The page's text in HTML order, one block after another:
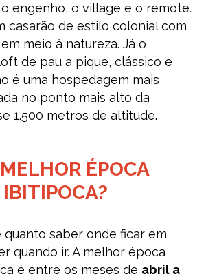
engenho, o village e o remote.
casarão de estilo colonial com
meio à natureza. Já o
de pau a pique, clássico e
é uma hospedagem mais
no ponto mais alto da
1.500 metros de altitude.
ÉPOCA
IBITIPOCA?
saber onde ficar em
quando ir. A melhor época
é entre os meses de abril a